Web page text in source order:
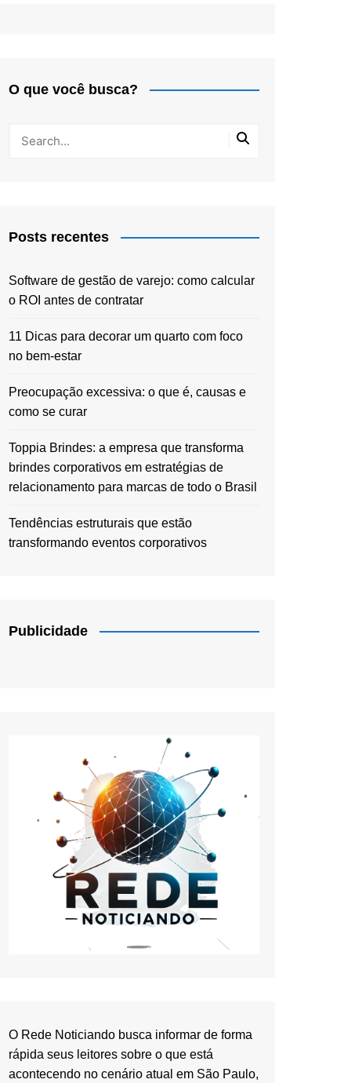
O que você busca?
Posts recentes
Software de gestão de varejo: como calcular
o ROI antes de contratar
11 Dicas para decorar um quarto com foco
no bem-estar
Preocupação excessiva: o que é, causas e
como se curar
Toppia Brindes: a empresa que transforma
brindes corporativos em estratégias de
relacionamento para marcas de todo o Brasil
Tendências estruturais que estão
transformando eventos corporativos
Publicidade
O Rede Noticiando busca informar de forma
rápida seus leitores sobre o que está
acontecendo no cenário atual em São Paulo,